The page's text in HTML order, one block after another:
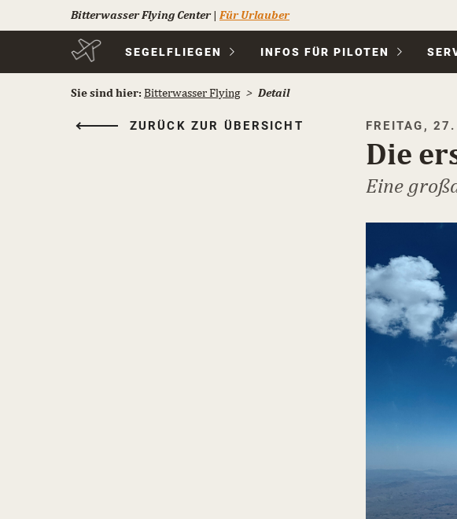
Bitterwasser Flying Center| Für Urlauber
Navigation
SEGELFLIEGEN INFOS FÜR PILOTEN
Sie sind hier: Bitterwasser Flying Detail
ZURÜCK ZUR ÜBERSICHT FREITAG,
Die
Eine